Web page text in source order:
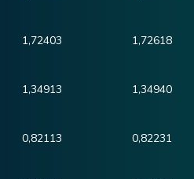
1,72403 1,72618
1,34913 1,34940
0,82113 0,82231